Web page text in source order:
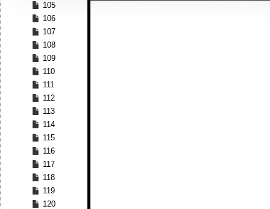
105
106
107
108
109
110
111
112
113
114
115
116
117
118
119
120